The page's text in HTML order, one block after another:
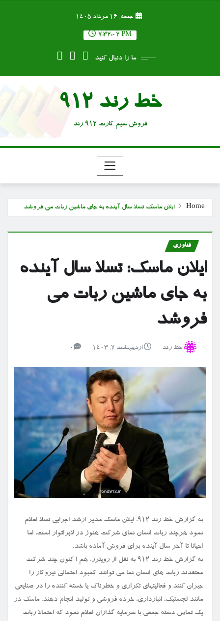
جمعه, ۱۶ مرداد ۱۴۰۵
7:32:03 PM
ما را دنبال کنید
خط رند 912
فروش سیم کارت 912 رند
Home ایلان ماسک: تسلا سال آینده به جای ماشین ربات می فروشد
فناوری
ایلان ماسک: تسلا سال آینده
به جای ماشین ربات می
فروشد
خط رند اردیبهشت ۷, ۱۴۰۳ 0
به گزارش خط رند ۹۱۲، ایلان ماسک مدیر ارشد اجرایی تسلا اعلام
نمود هرچند ربات انسان نمای شرکت هنوز در لابراتوار است، اما
احیانا تا آخر سال آینده برای فروش آماده باشد.
به گزارش خط رند ۹۱۲ به نقل از رویترز، هم ا کنون چند شرکت
معتقدند ربات های انسان نما می توانند کمبود احتمالی نیروکار را
جبران کنند و فعالیتهای تکراری و خطرناک یا خسته کننده را در صنایعی
مانند لجستیک، انبارداری، خرده فروشی و تولید انجام دهند. ماسک در
یک تماس دسته جمعی با سرمایه گذاران اعلام نمود که احتمالا ربات